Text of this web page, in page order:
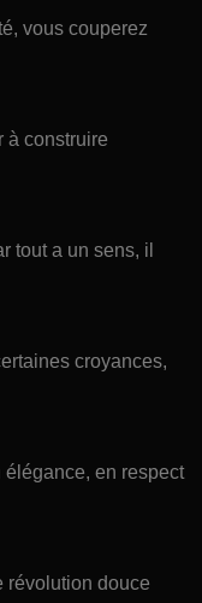
vous couperez
à construire
tout a un sens, il
croyances,
en respect
révolution douce